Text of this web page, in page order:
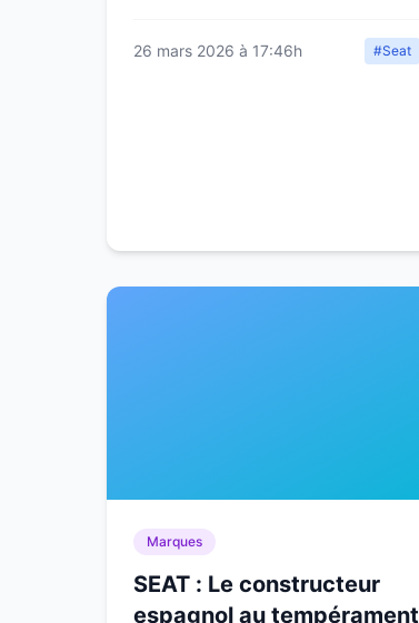
26 mars 2026 à 17:46h #Seat
Marques
SEAT : Le constructeur
espagnol au tempérament